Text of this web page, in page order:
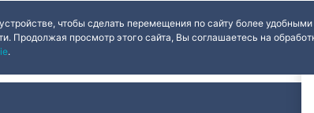
чтобы сделать перемещения по сайту более
Продолжая просмотр этого сайта, Вы соглашаетесь на
.